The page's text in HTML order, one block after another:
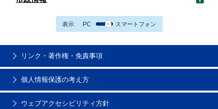
表示 PC スマートフォン
リンク・著作権・免責事項
個人情報保護の考え方
ウェブアクセシビリティ方針